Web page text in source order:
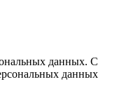
данных. С
данных